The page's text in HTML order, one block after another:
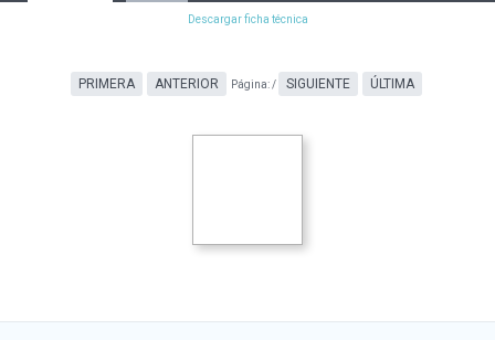
Descargar ficha técnica
PRIMERA ANTERIOR Página:/ SIGUIENTE ÚLTIMA